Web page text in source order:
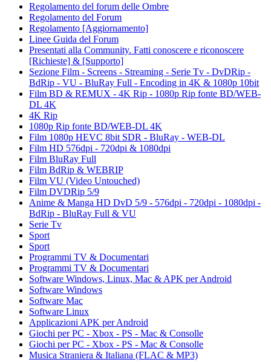
Regolamento del forum delle Ombre
Regolamento del Forum
Regolamento [Aggiornamento]
Linee Guida del Forum
Presentati alla Community. Fatti conoscere e riconoscere
[Richieste] & [Supporto]
Sezione Film - Screens - Streaming - Serie Tv - DvDRip -
BdRip - VU - BluRay Full - Encoding in 4K & 1080p 10bit
Film BD & REMUX - 4K Rip - 1080p Rip fonte BD/WEB-
DL 4K
4K Rip
1080p Rip fonte BD/WEB-DL 4K
Film 1080p HEVC 8bit SDR - BluRay - WEB-DL
Film HD 576dpi - 720dpi & 1080dpi
Film BluRay Full
Film BdRip & WEBRIP
Film VU (Video Untouched)
Film DVDRip 5/9
Anime & Manga HD DvD 5/9 - 576dpi - 720dpi - 1080dpi -
BdRip - BluRay Full & VU
Serie Tv
Sport
Sport
Programmi TV & Documentari
Programmi TV & Documentari
Software Windows, Linux, Mac & APK per Android
Software Windows
Software Mac
Software Linux
Applicazioni APK per Android
Giochi per PC - Xbox - PS - Mac & Consolle
Giochi per PC - Xbox - PS - Mac & Consolle
Musica Straniera & Italiana (FLAC & MP3)